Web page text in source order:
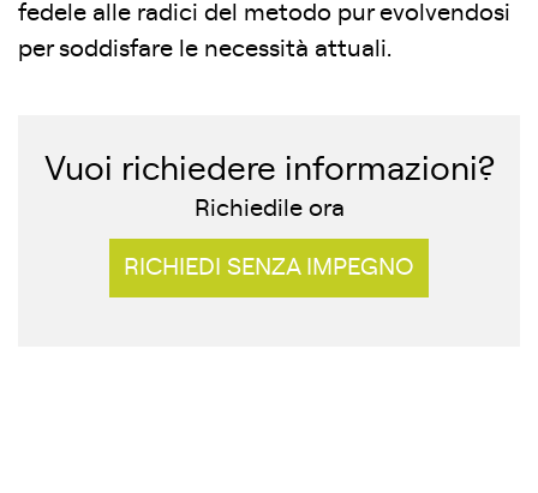
fedele alle radici del metodo pur evolvendosi
per soddisfare le necessità attuali.
Vuoi richiedere informazioni?
Richiedile ora
RICHIEDI SENZA IMPEGNO